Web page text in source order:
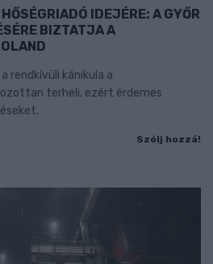
IDEJÉRE: A GYŐR
BIZTATJA A
rendkívüli kánikula a
terheli, ezért érdemes
Szólj hozzá!